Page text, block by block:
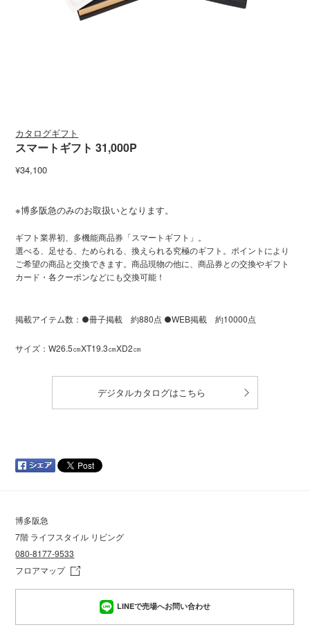
カタログギフト
スマートギフト 31,000P
¥34,100
※博多阪急のみのお取扱いとなります。
ギフト業界初、多機能商品券「スマートギフト」。
選べる、足せる、ためられる、換えられる究極のギフト。ポイントにより
ご希望の商品と交換できます。商品現物の他に、商品券との交換やギフト
カード・各クーポンなどにも交換可能！
掲載アイテム数：●冊子掲載 約880点 ●WEB掲載 約10000点
サイズ：W26.5㎝XT19.3㎝XD2㎝
デジタルカタログはこちら
博多阪急
7階 ライフスタイル リビング
080-8177-9533
フロアマップ
LINEで売場へお問い合わせ